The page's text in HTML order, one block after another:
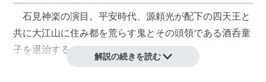
石見神楽の演目。平安時代、源頼光が配下の四天王と
共に大江山に住み都を荒らす鬼とその頭領である酒呑童
子を退治する。
解説の続きを読む